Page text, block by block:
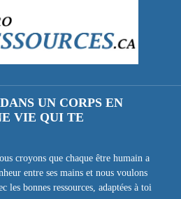
UN CORPS EN
VIE QUI TE
croyons que chaque être humain a
entre ses mains et nous voulons
les bonnes ressources, adaptées à toi